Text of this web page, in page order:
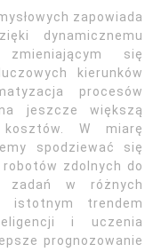
zapowiada
dynamicznemu
się
kierunków
procesów
jeszcze większą
W miarę
spodziewać się
zdolnych do
zadań w różnych
istotnym trendem
i uczenia
prognozowanie